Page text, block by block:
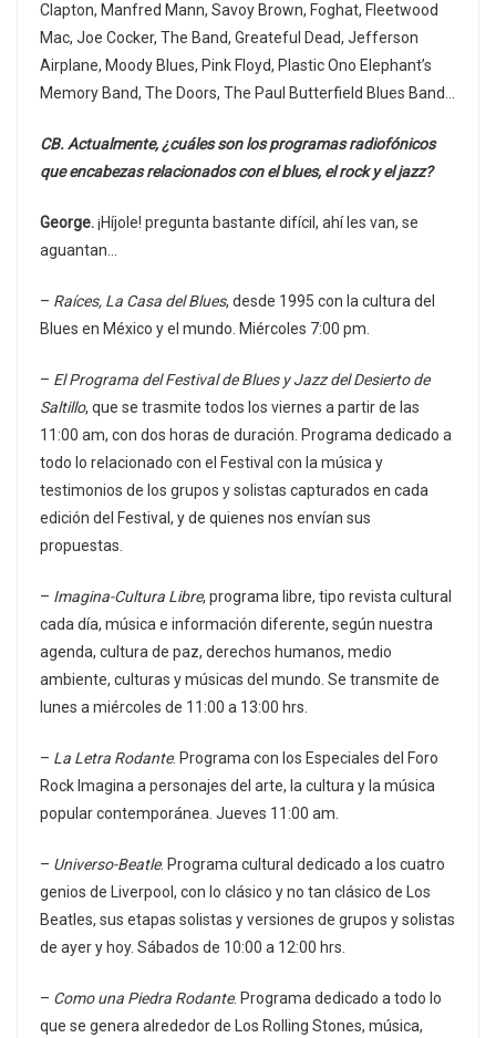
Clapton, Manfred Mann, Savoy Brown, Foghat, Fleetwood
Mac, Joe Cocker, The Band, Greateful Dead, Jefferson
Airplane, Moody Blues, Pink Floyd, Plastic Ono Elephant’s
Memory Band, The Doors, The Paul Butterfield Blues Band…
CB. Actualmente, ¿cuáles son los programas radiofónicos
que encabezas relacionados con el blues, el rock y el jazz?
George.¡Híjole! pregunta bastante difícil, ahí les van, se
aguantan…
– Raíces, La Casa del Blues, desde 1995 con la cultura del
Blues en México y el mundo. Miércoles 7:00 pm.
– El Programa del Festival de Blues y Jazz del Desierto de
Saltillo, que se trasmite todos los viernes a partir de las
11:00 am, con dos horas de duración. Programa dedicado a
todo lo relacionado con el Festival con la música y
testimonios de los grupos y solistas capturados en cada
edición del Festival, y de quienes nos envían sus
propuestas.
– Imagina-Cultura Libre, programa libre, tipo revista cultural
cada día, música e información diferente, según nuestra
agenda, cultura de paz, derechos humanos, medio
ambiente, culturas y músicas del mundo. Se transmite de
lunes a miércoles de 11:00 a 13:00 hrs.
– La Letra Rodante. Programa con los Especiales del Foro
Rock Imagina a personajes del arte, la cultura y la música
popular contemporánea. Jueves 11:00 am.
– Universo-Beatle. Programa cultural dedicado a los cuatro
genios de Liverpool, con lo clásico y no tan clásico de Los
Beatles, sus etapas solistas y versiones de grupos y solistas
de ayer y hoy. Sábados de 10:00 a 12:00 hrs.
– Como una Piedra Rodante. Programa dedicado a todo lo
que se genera alrededor de Los Rolling Stones, música,